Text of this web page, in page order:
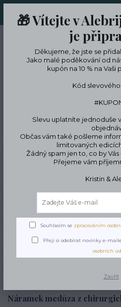
ŠPERKY Náramky
Medůza
Medůza
Náramek medůza z
🎁 Vítejte v
je
Děkujeme, že jste se
Jako malé poděkování od
kupón na 10 % na
Kód
Slevu uplatníte jednoduše
Občas vám také pošleme
limitovaných
Žádný spam jen to, co by
Přejeme vám
Kristin &
Souhlasím se zpracováním
Přeji si odebírat novinky e-
osobních
Zavřít